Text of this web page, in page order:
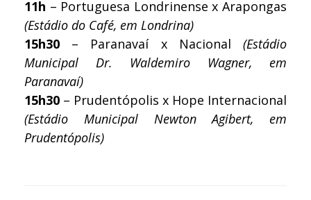
11h – Portuguesa Londrinense x Arapongas
(Estádio do Café, em Londrina)
15h30 – Paranavaí x Nacional(Estádio
Municipal Dr. Waldemiro Wagner, em
Paranavaí)
15h30 – Prudentópolis x Hope Internacional
(Estádio Municipal Newton Agibert, em
Prudentópolis)